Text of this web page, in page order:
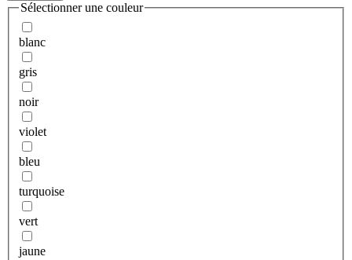
Sélectionner une couleur
blanc
gris
noir
violet
bleu
turquoise
vert
jaune